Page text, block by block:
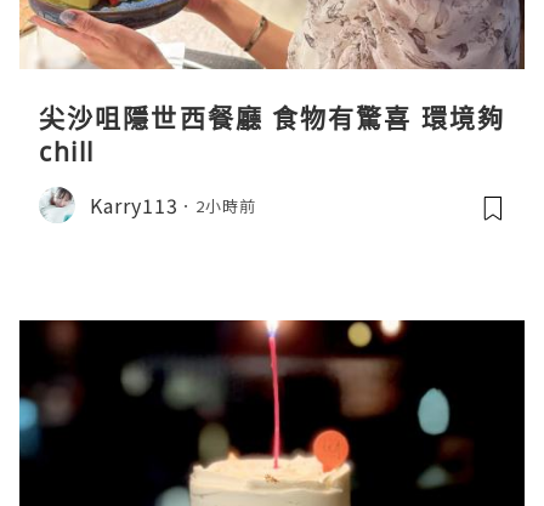
尖沙咀隱世西餐廳 食物有驚喜 環境夠
chill
Karry113 2小時前